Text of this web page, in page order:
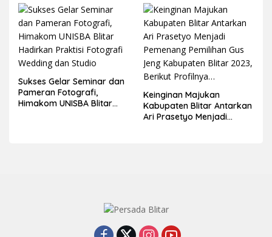
Sukses Gelar Seminar dan
Pameran Fotografi,
Himakom UNISBA Blitar
Keinginan Majukan
Kabupaten Blitar Antarkan
Ari Prasetyo Menjadi